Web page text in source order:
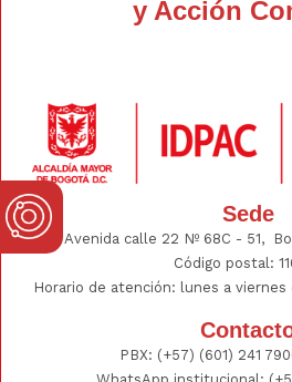
y Acción
Sede
Avenida calle 22 Nº 68C - 51,
Código postal:
Horario de atención: lunes a
PBX: (+57) (601) 241